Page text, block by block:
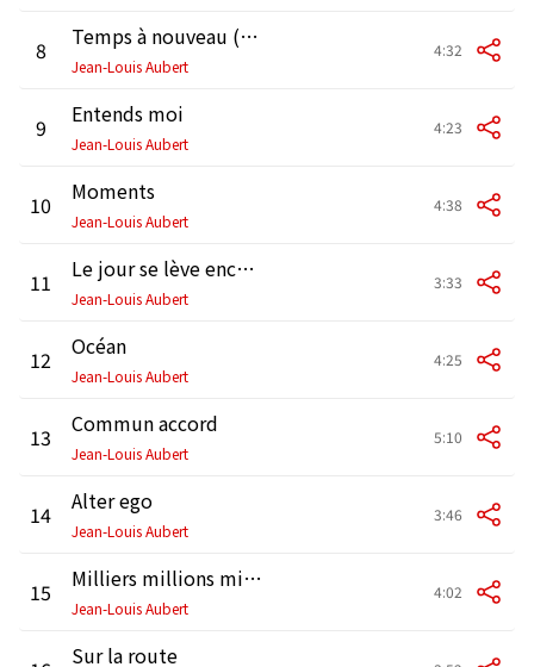
8 Temps à nouveau (Edit)
Jean-Louis Aubert
4:32
9 Entends moi
Jean-Louis Aubert
4:23
10 Moments
Jean-Louis Aubert
4:38
11 Le jour se lève encore
Jean-Louis Aubert
3:33
12 Océan
Jean-Louis Aubert
4:25
13 Commun accord
Jean-Louis Aubert
5:10
14 Alter ego
Jean-Louis Aubert
3:46
15 Milliers millions milliards
Jean-Louis Aubert
4:02
Sur la route